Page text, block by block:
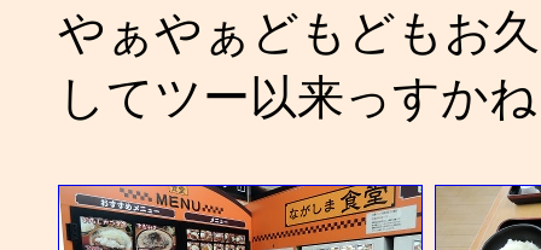
やぁやぁどもどもお
してツー以来っすか